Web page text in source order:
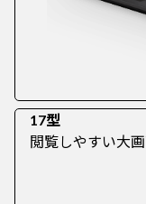
17型
閲覧しやすい大